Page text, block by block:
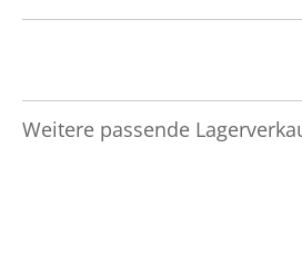
Weitere passende